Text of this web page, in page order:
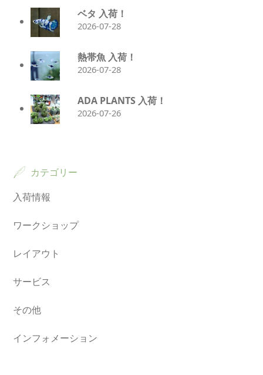
ベタ 入荷！
2026-07-28
熱帯魚 入荷！
2026-07-28
ADA PLANTS 入荷！
2026-07-26
カテゴリー
入荷情報
ワークショップ
レイアウト
サービス
その他
インフォメーション